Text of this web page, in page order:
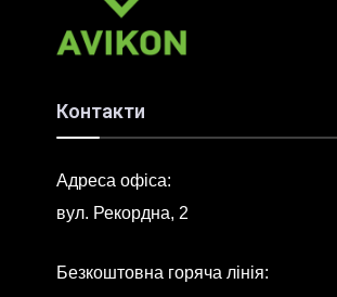
Контакти
Адреса офіса:
вул. Рекордна, 2
Безкоштовна горяча лінія: